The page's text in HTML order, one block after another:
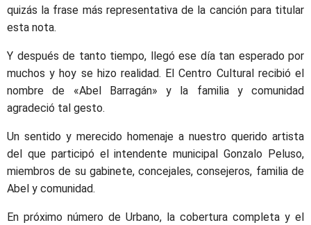
quizás la frase más representativa de la canción para titular
esta nota.
Y después de tanto tiempo, llegó ese día tan esperado por
muchos y hoy se hizo realidad. El Centro Cultural recibió el
nombre de «Abel Barragán» y la familia y comunidad
agradeció tal gesto.
Un sentido y merecido homenaje a nuestro querido artista
del que participó el intendente municipal Gonzalo Peluso,
miembros de su gabinete, concejales, consejeros, familia de
Abel y comunidad.
En próximo número de Urbano, la cobertura completa y el